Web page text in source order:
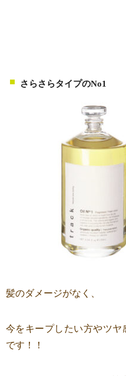
さらさらタイプのNo1
髪のダメージがなく、
今をキープしたい方やツ
です！！